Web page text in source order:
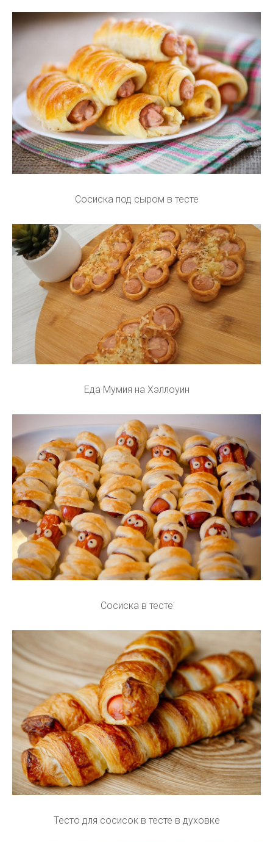
Сосиска под сыром в тесте
Еда Мумия на Хэллоуин
Сосиска в тесте
Тесто для сосисок в тесте в духовке